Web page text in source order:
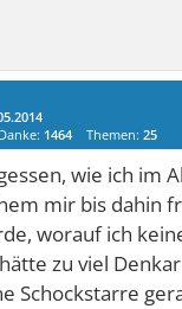
Danke: 1464 Themen:25
wie ich im
mir bis dahin
worauf ich
zu viel
Schockstarre